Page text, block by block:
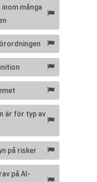
många
är för typ av
på risker
på AI-